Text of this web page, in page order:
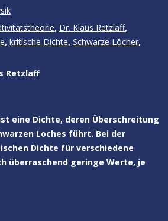
, Dr. Klaus Retzlaff,
, kritische Dichte, Schwarze Löcher,
Retzlaff
eine Dichte, deren Überschreitung
Loches führt. Bei der
Dichte für verschiedene
überraschend geringe Werte, je